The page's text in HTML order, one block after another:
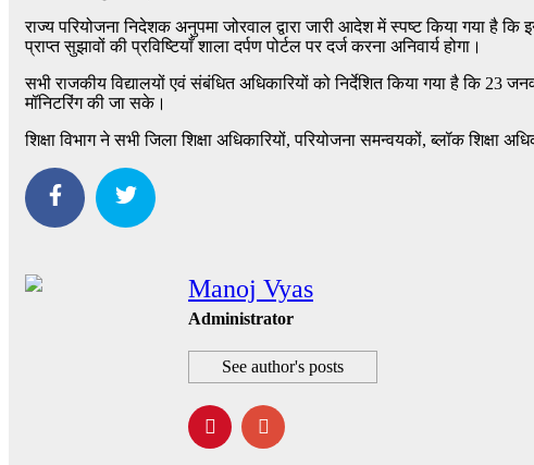
राज्य परियोजना निदेशक अनुपमा जोरवाल द्वारा जारी आदेश में स्पष्ट किया गया है
प्राप्त सुझावों की प्रविष्टियाँ शाला दर्पण पोर्टल पर दर्ज करना अनिवार्य होगा।
सभी राजकीय विद्यालयों एवं संबंधित अधिकारियों को निर्देशित किया गया है कि
मॉनिटरिंग की जा सके।
शिक्षा विभाग ने सभी जिला शिक्षा अधिकारियों, परियोजना समन्वयकों, ब्लॉक
Manoj Vyas
Administrator
See author's posts